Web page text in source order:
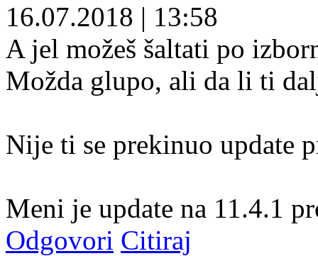
16.07.2018 | 13:58
A jel možeš šaltati po
Možda glupo, ali da li ti
Nije ti se prekinuo update
Meni je update na 11.4.1
Odgovori Citiraj